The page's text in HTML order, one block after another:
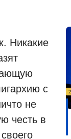
Никакие
с
не
честь в